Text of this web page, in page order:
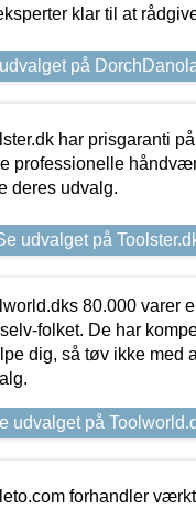
klar til at
på
har prisgaranti
professionelle
deres udvalg.
udvalget på
80.000 varer
folket. De har
dig, så tøv ikke med
udvalget på
forhandler